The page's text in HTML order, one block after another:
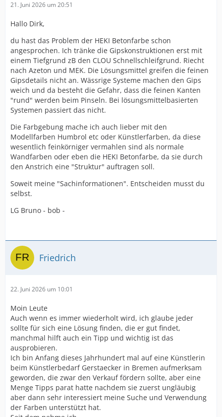
21. Juni 2026 um 20:51
Hallo Dirk,
du hast das Problem der HEKI Betonfarbe schon
angesprochen. Ich tränke die Gipskonstruktionen erst mit
einem Tiefgrund zB den CLOU Schnellschleifgrund. Riecht
nach Azeton und MEK. Die Lösungsmittel greifen die feinen
Gipsdetails nicht an. Wässrige Systeme machen den Gips
weich und da besteht die Gefahr, dass die feinen Kanten
"rund" werden beim Pinseln. Bei lösungsmittelbasierten
Systemen passiert das nicht.
Die Farbgebung mache ich auch lieber mit den
Modellfarben Humbrol etc oder Künstlerfarben, da diese
wesentlich feinkörniger vermahlen sind als normale
Wandfarben oder eben die HEKI Betonfarbe, da sie durch
den Anstrich eine "Struktur" auftragen soll.
Soweit meine "Sachinformationen". Entscheiden musst du
selbst.
LG Bruno - bob -
Friedrich
22. Juni 2026 um 10:01
Moin Leute
Auch wenn es immer wiederholt wird, ich glaube jeder
sollte für sich eine Lösung finden, die er gut findet,
manchmal hilft auch ein Tipp und wichtig ist das
ausprobieren.
Ich bin Anfang dieses Jahrhundert mal auf eine Künstlerin
beim Künstlerbedarf Gerstaecker in Bremen aufmerksam
geworden, die zwar den Verkauf fördern sollte, aber eine
Menge Tipps parat hatte nachdem sie zuerst ungläubig
aber dann sehr interessiert meine Suche und Verwendung
der Farben unterstützt hat.